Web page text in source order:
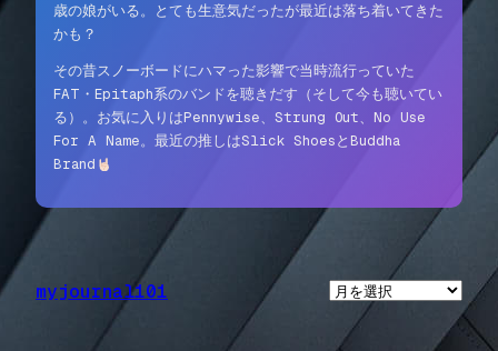
歳の娘がいる。とても生意気だったが最近は落ち着いてきた
かも？
その昔スノーボードにハマった影響で当時流行っていた
FAT・Epitaph系のバンドを聴きだす（そして今も聴いてい
る）。お気に入りはPennywise、Strung Out、No Use
For A Name。最近の推しはSlick ShoesとBuddha
Brand
myjournal101
ア